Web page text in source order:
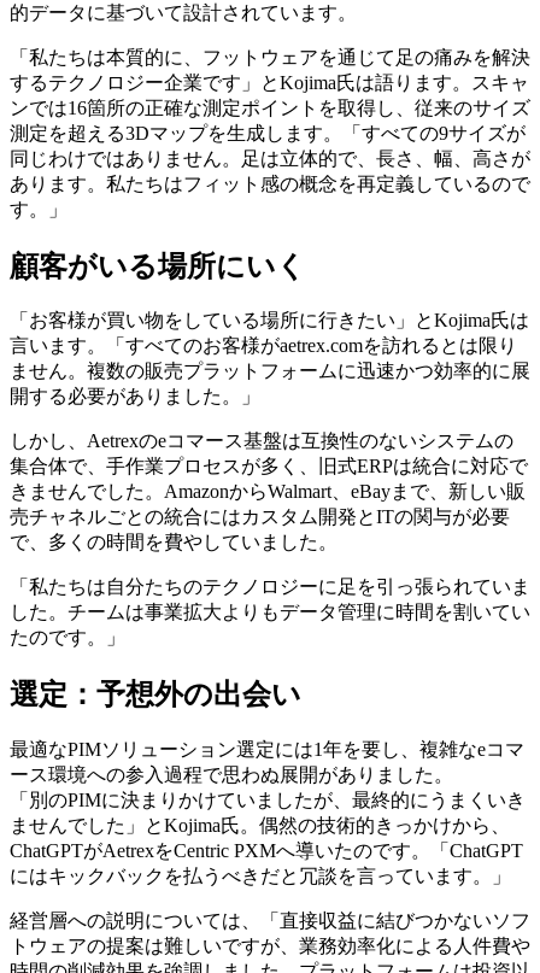
的データに基づいて設計されています。
「私たちは本質的に、フットウェアを通じて足の痛みを解決
するテクノロジー企業です」とKojima氏は語ります。スキャ
ンでは16箇所の正確な測定ポイントを取得し、従来のサイズ
測定を超える3Dマップを生成します。「すべての9サイズが
同じわけではありません。足は立体的で、長さ、幅、高さが
あります。私たちはフィット感の概念を再定義しているので
す。」
顧客がいる場所にいく
「お客様が買い物をしている場所に行きたい」とKojima氏は
言います。「すべてのお客様がaetrex.comを訪れるとは限り
ません。複数の販売プラットフォームに迅速かつ効率的に展
開する必要がありました。」
しかし、Aetrexのeコマース基盤は互換性のないシステムの
集合体で、手作業プロセスが多く、旧式ERPは統合に対応で
きませんでした。AmazonからWalmart、eBayまで、新しい販
売チャネルごとの統合にはカスタム開発とITの関与が必要
で、多くの時間を費やしていました。
「私たちは自分たちのテクノロジーに足を引っ張られていま
した。チームは事業拡大よりもデータ管理に時間を割いてい
たのです。」
選定：予想外の出会い
最適なPIMソリューション選定には1年を要し、複雑なeコマ
ース環境への参入過程で思わぬ展開がありました。
「別のPIMに決まりかけていましたが、最終的にうまくいき
ませんでした」とKojima氏。偶然の技術的きっかけから、
ChatGPTがAetrexをCentric PXMへ導いたのです。「ChatGPT
にはキックバックを払うべきだと冗談を言っています。」
経営層への説明については、「直接収益に結びつかないソフ
トウェアの提案は難しいですが、業務効率化による人件費や